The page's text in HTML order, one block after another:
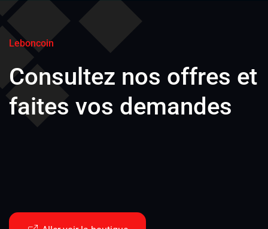
Leboncoin
Consultez nos offres et
faites vos demandes